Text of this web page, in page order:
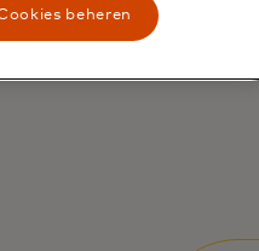
beheren